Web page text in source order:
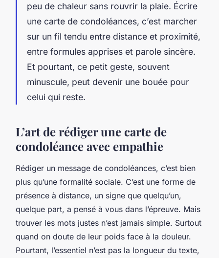
peu de chaleur sans rouvrir la plaie. Écrire
une carte de condoléances, c’est marcher
sur un fil tendu entre distance et proximité,
entre formules apprises et parole sincère.
Et pourtant, ce petit geste, souvent
minuscule, peut devenir une bouée pour
celui qui reste.
L’art de rédiger une carte de
condoléance avec empathie
Rédiger un message de condoléances, c’est bien
plus qu’une formalité sociale. C’est une forme de
présence à distance, un signe que quelqu’un,
quelque part, a pensé à vous dans l’épreuve. Mais
trouver les mots justes n’est jamais simple. Surtout
quand on doute de leur poids face à la douleur.
Pourtant, l’essentiel n’est pas la longueur du texte,